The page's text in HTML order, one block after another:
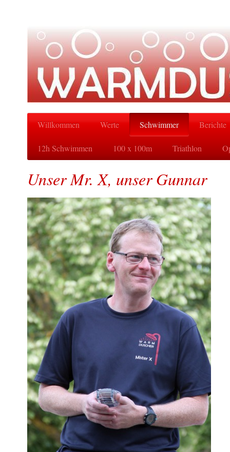
Willkommen Werte Schwimmer Berichte
12h Schwimmen 100 x 100m Triathlon
Unser Mr. X, unser Gunnar